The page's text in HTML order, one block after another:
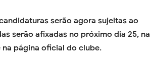
serão agora sujeitas ao
serão afixadas no próximo dia 25, na
página oficial do clube.